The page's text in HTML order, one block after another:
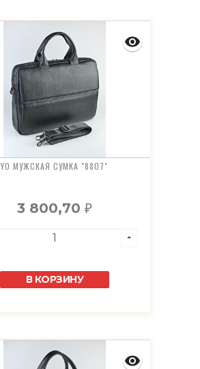
YO МУЖСКАЯ СУМКА "8807"
3 800,70 ₽
В КОРЗИНУ